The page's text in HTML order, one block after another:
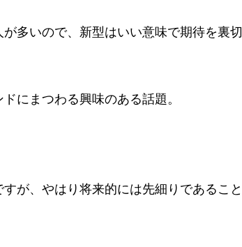
多いので、新型はいい意味で期待を裏切
にまつわる興味のある話題。
が、やはり将来的には先細りであること